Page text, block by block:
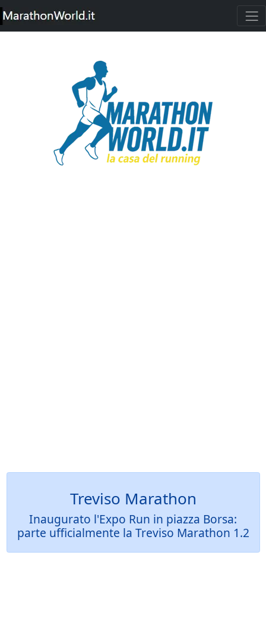
Treviso Marathon
Inaugurato l'Expo Run in piazza Borsa:
parte ufficialmente la Treviso Marathon 1.2